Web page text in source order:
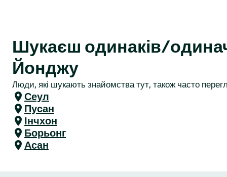
Шукаєш одинаків/
Йонджу
Люди, які шукають знайомства тут, також часто
Сеул
Пусан
Інчхон
Борьонг
Асан